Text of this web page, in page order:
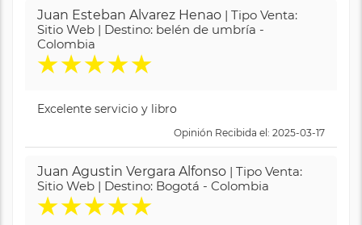
Juan Esteban Alvarez Henao | Tipo Venta:
Sitio Web | Destino: belén de umbría -
Colombia
★★★★★
Excelente servicio y libro
Opinión Recibida el: 2025-03-17
Juan Agustin Vergara Alfonso | Tipo Venta:
Sitio Web | Destino: Bogotá - Colombia
★★★★★